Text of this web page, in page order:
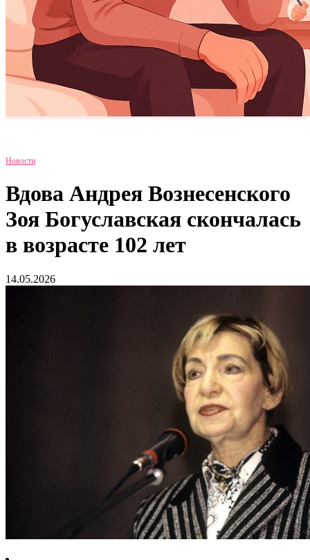
Новости
Вдова Андрея Вознесенского
Зоя Богуславская скончалась
в возрасте 102 лет
14.05.2026